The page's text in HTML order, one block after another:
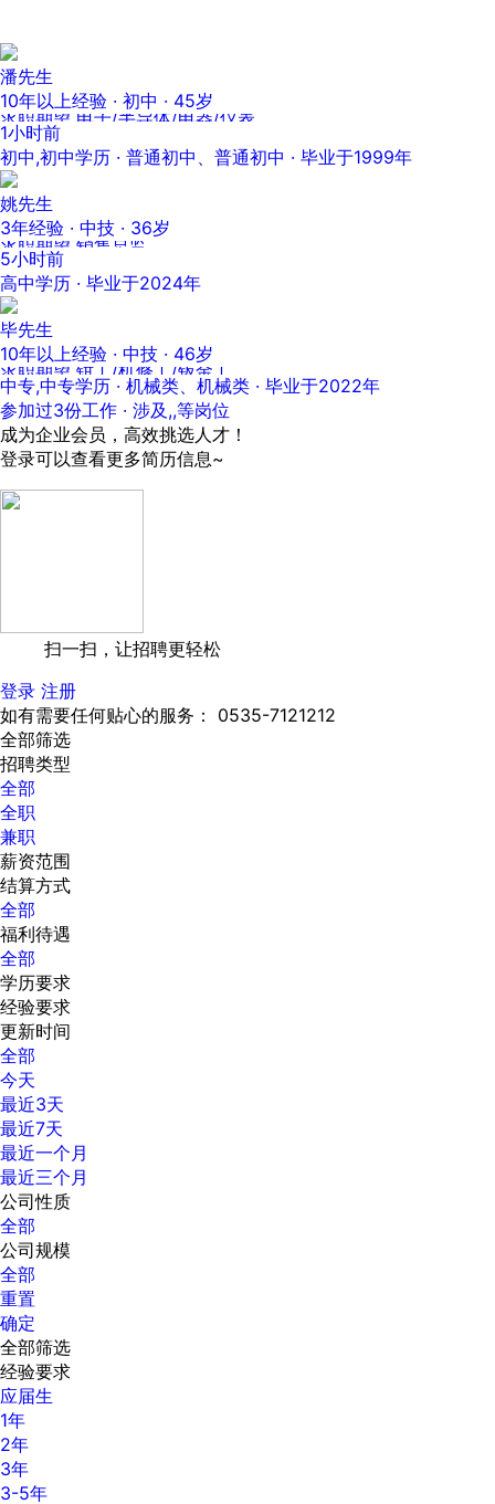
潘先生
10年以上经验 · 初中 · 45岁
求职期望 电子/半导体/电器/仪表
1小时前
初中,初中学历 · 普通初中、普通初中 · 毕业于1999年
姚先生
3年经验 · 中技 · 36岁
求职期望 销售总监
5小时前
高中学历 · 毕业于2024年
毕先生
10年以上经验 · 中技 · 46岁
求职期望 钳工/机修工/钣金工
中专,中专学历 · 机械类、机械类 · 毕业于2022年
参加过3份工作 · 涉及,,等岗位
成为企业会员，高效挑选人才！
登录可以查看更多简历信息~
扫一扫，让招聘更轻松
登录 注册
如有需要任何贴心的服务： 0535-7121212
全部筛选
招聘类型
全部
全职
兼职
薪资范围
结算方式
全部
福利待遇
全部
学历要求
经验要求
更新时间
全部
今天
最近3天
最近7天
最近一个月
最近三个月
公司性质
全部
公司规模
全部
重置
确定
全部筛选
经验要求
应届生
1年
2年
3年
3-5年